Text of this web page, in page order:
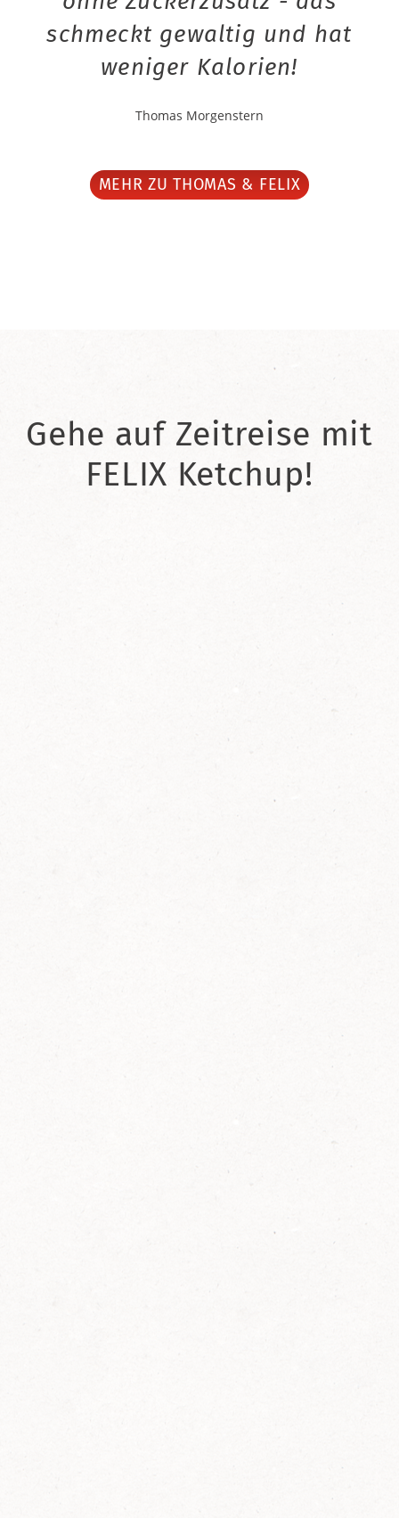
schmeckt gewaltig und hat
weniger Kalorien!
Thomas Morgenstern
MEHR ZU THOMAS & FELIX
Gehe auf Zeitreise mit
FELIX Ketchup!